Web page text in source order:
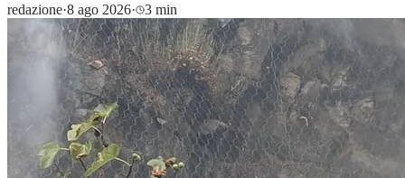
redazione·8 ago 2026· 3 min